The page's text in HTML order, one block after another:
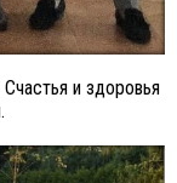
и здоровья